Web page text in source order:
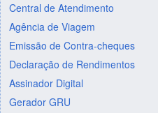
Central de Atendimento
Agência de Viagem
Emissão de Contra-cheques
Declaração de Rendimentos
Assinador Digital
Gerador GRU